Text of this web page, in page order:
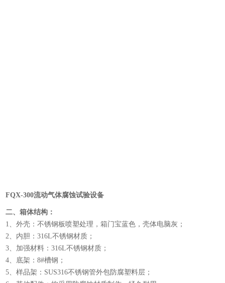
FQX-300流动气体腐蚀试验设备
二、箱体结构：
1、外壳：不锈钢板喷塑处理，箱门宝蓝色，壳体电脑灰；
2、内胆：316L不锈钢材质；
3、加强材料：316L不锈钢材质；
4、底架：8#槽钢；
5、样品架：SUS316不锈钢管外包防腐塑料层；